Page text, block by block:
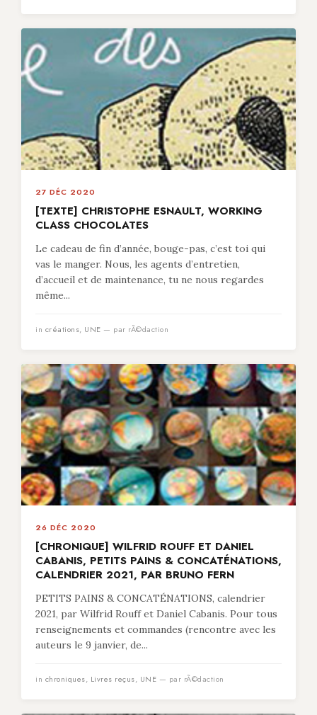
27 DÉC 2020
[TEXTE] CHRISTOPHE ESNAULT, WORKING
CLASS CHOCOLATES
Le cadeau de fin d’année, bouge-pas, c’est toi qui
vas le manger. Nous, les agents d’entretien,
d’accueil et de maintenance, tu ne nous regardes
même...
in créations, UNE — par rÃ©daction
26 DÉC 2020
[CHRONIQUE] WILFRID ROUFF ET DANIEL
CABANIS, PETITS PAINS & CONCATÉNATIONS,
CALENDRIER 2021, PAR BRUNO FERN
PETITS PAINS & CONCATÉNATIONS, calendrier
2021, par Wilfrid Rouff et Daniel Cabanis. Pour tous
renseignements et commandes (rencontre avec les
auteurs le 9 janvier, de...
in chroniques, Livres reçus, UNE — par rÃ©daction